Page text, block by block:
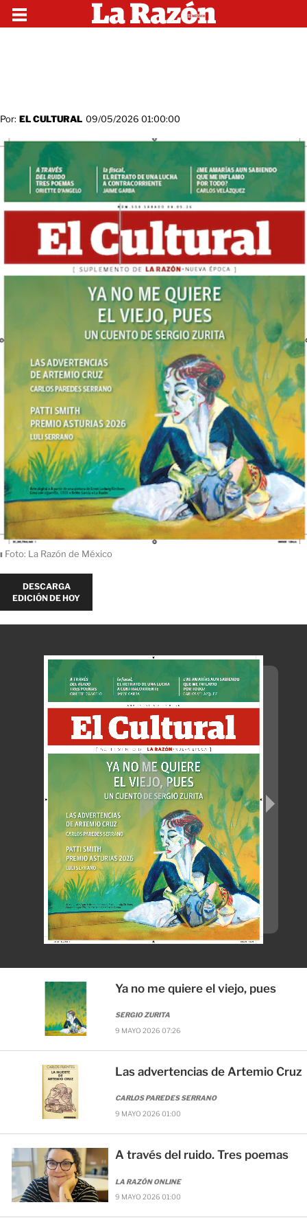
Por: EL CULTURAL 09/05/2026 01:00:00
ı Foto: La Razón de México
DESCARGA
EDICIÓN DE HOY
Ya no me quiere el viejo, pues
SERGIO ZURITA
9 MAYO 2026 07:26
Las advertencias de Artemio Cruz
CARLOS PAREDES SERRANO
9 MAYO 2026 01:00
A través del ruido. Tres poemas
LA RAZÓN ONLINE
9 MAYO 2026 01:00